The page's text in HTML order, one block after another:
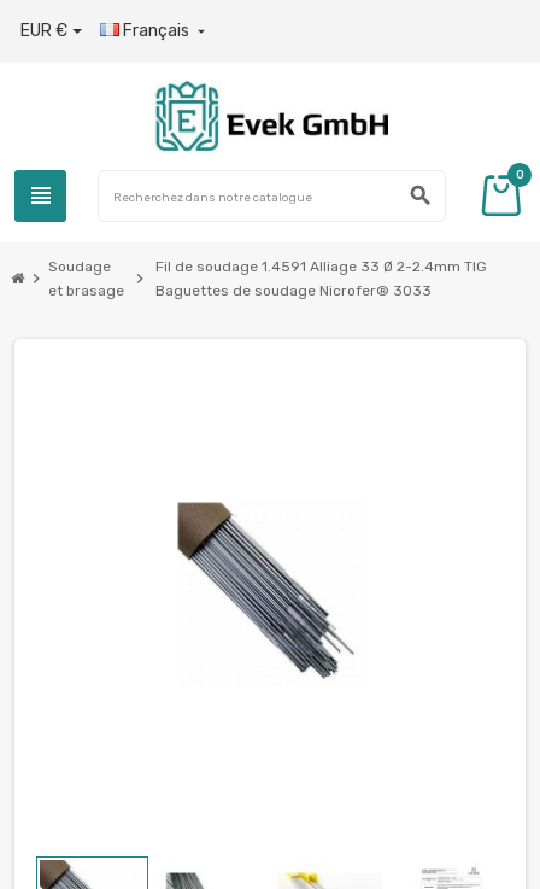
EUR € Français 
view_headline search
0
chevron_right
Soudage
et brasage
chevron_right
Fil de soudage 1.4591 Alliage 33 Ø 2-2.4mm TIG
Baguettes de soudage Nicrofer® 3033